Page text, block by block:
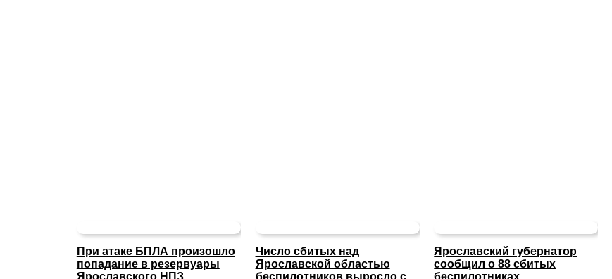
При атаке БПЛА произошло
попадание в резервуары
Число сбитых над
Ярославской областью
Ярославский губернатор
сообщил о 88 сбитых